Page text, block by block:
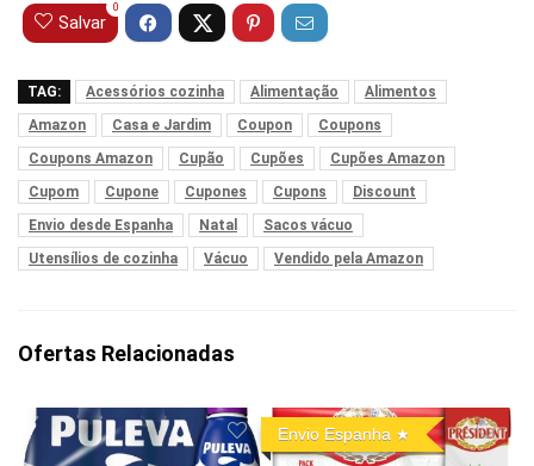
Salvar
0
TAG: Acessórios cozinha Alimentação
Alimentos
Amazon
Casa e Jardim Coupon
Coupons
Coupons Amazon
Cupão Cupões
Cupões Amazon
Cupom
Cupone Cupones Cupons
Discount
Envio desde Espanha
Natal
Sacos vácuo
Utensílios de cozinha
Vácuo Vendido pela Amazon
Ofertas Relacionadas
Envio Espanha